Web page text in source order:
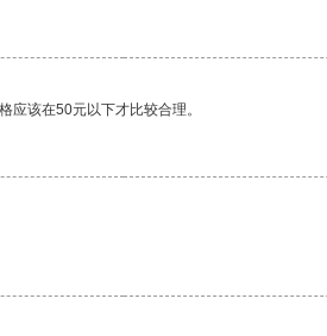
应该在50元以下才比较合理。